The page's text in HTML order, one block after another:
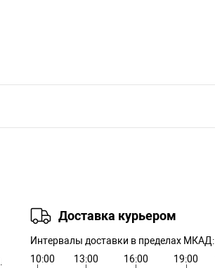
Доставка курьером
Интервалы доставки в пределах МКАД:
10:00
13:00 16:00 19:00